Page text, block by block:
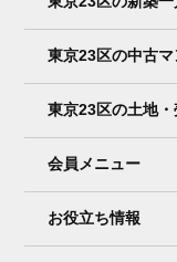
東京23区の中古
東京23区の土地・
会員メニュー
お役立ち情報